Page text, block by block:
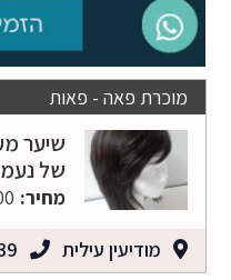
מוכרת פאה - פאות
שיער
של
מחיר: ₪
מודיעין עילית